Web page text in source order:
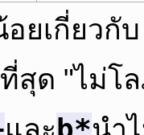
ยเกี่ยวกั
สุด "ไม่โ